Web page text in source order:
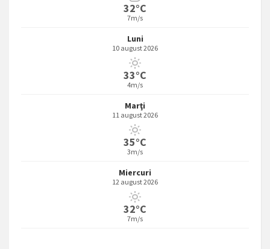
32°C
7m/s
Luni
10 august 2026
33°C
4m/s
Marţi
11 august 2026
35°C
3m/s
Miercuri
12 august 2026
32°C
7m/s